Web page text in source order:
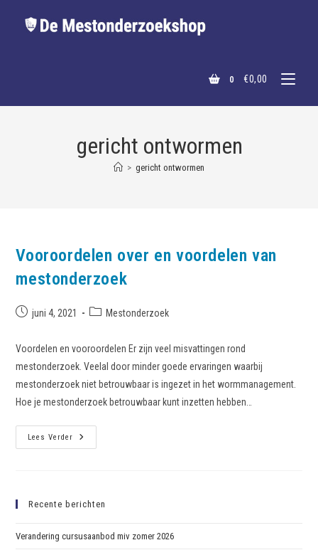
0 €0,00
gericht ontwormen
> gericht ontwormen
Vooroordelen over en voordelen van
mestonderzoek
juni 4, 2021 Mestonderzoek
Voordelen en vooroordelen Er zijn veel misvattingen rond
mestonderzoek. Veelal door minder goede ervaringen waarbij
mestonderzoek niet betrouwbaar is ingezet in het wormmanagement.
Hoe je mestonderzoek betrouwbaar kunt inzetten hebben…
Lees Verder
Recente berichten
Verandering cursusaanbod miv zomer 2026